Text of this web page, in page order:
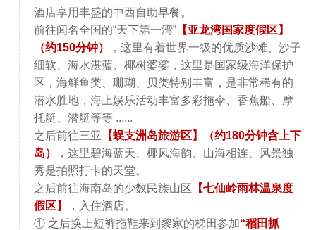
酒店享用丰盛的中西自助早餐。
前往闻名全国的“天下第一湾”【亚龙湾国家度假区】
（约150分钟）
，这里有着世界一级的优质沙滩、沙子
细软、海水湛蓝、椰树婆娑，这里是国家级海洋保护
区，海鲜鱼类、珊瑚、贝类特别丰富，是非常稀有的
潜水胜地，海上娱乐活动丰富多彩拖伞、香蕉船、摩
托艇、潜艇等等 ......
之后前往三亚
【蜈支洲岛旅游区】（约180分钟含上下
岛）
，这里碧海蓝天、椰风海韵、山海相连、风景独
秀是拍照打卡的天堂。
之后前往海南岛的少数民族山区 【七仙岭雨林温泉度
假区】
，入住酒店。
① 之后换上短裤拖鞋来到黎家的梯田参加“稻田抓